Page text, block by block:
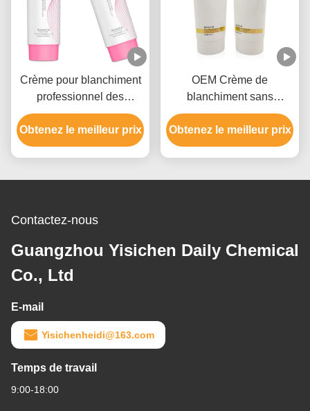
Crème pour blanchiment
professionnel des
cheveux pour hommes et
femmes jusqu'à 9 niveaux
Obtenez le meilleur prix
OEM Crème de
blanchiment sans
parabène pour la couleur
des cheveux avec de
l'hydroxyde d'ammonium
Obtenez le meilleur prix
Contactez-nous
Guangzhou Yisichen Daily Chemical
Co., Ltd
E-mail
Yisichenheidi@163.com
Temps de travail
9:00-18:00